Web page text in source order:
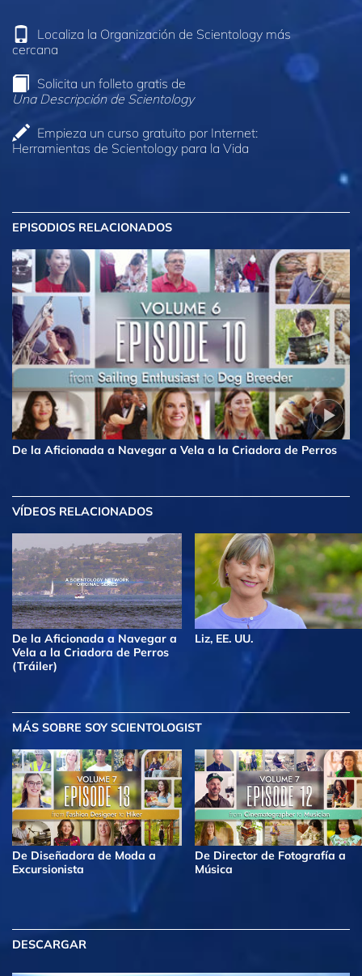
Localiza la Organización de Scientology más
cercana
Solicita un folleto gratis de
Una Descripción de Scientology
Empieza un curso gratuito por Internet:
Herramientas de Scientology para la Vida
EPISODIOS RELACIONADOS
De la Aficionada a Navegar a Vela a la Criadora de Perros
VÍDEOS RELACIONADOS
De la Aficionada a Navegar a
Vela a la Criadora de Perros
(Tráiler)
Liz, EE. UU.
MÁS SOBRE SOY SCIENTOLOGIST
De Diseñadora de Moda a
Excursionista
De Director de Fotografía a
Música
DESCARGAR